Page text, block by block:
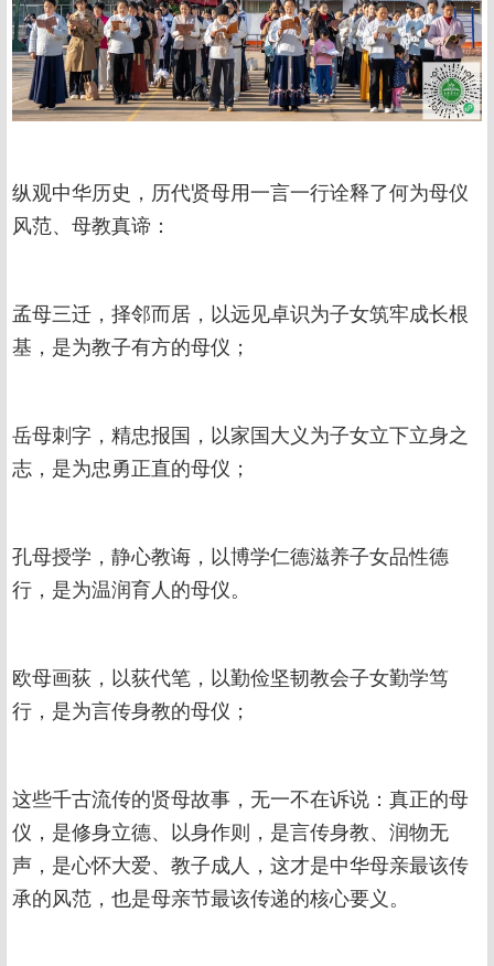
纵观中华历史，历代贤母用一言一行诠释了何为母仪
风范、母教真谛：
孟母三迁，择邻而居，以远见卓识为子女筑牢成长根
基，是为教子有方的母仪；
岳母刺字，精忠报国，以家国大义为子女立下立身之
志，是为忠勇正直的母仪；
孔母授学，静心教诲，以博学仁德滋养子女品性德
行，是为温润育人的母仪。
欧母画荻，以荻代笔，以勤俭坚韧教会子女勤学笃
行，是为言传身教的母仪；
这些千古流传的贤母故事，无一不在诉说：真正的母
仪，是修身立德、以身作则，是言传身教、润物无
声，是心怀大爱、教子成人，这才是中华母亲最该传
承的风范，也是母亲节最该传递的核心要义。